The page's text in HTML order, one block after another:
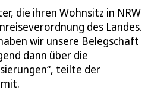
die ihren Wohnsitz in NRW
des Landes.
wir unsere Belegschaft
dann über die
teilte der